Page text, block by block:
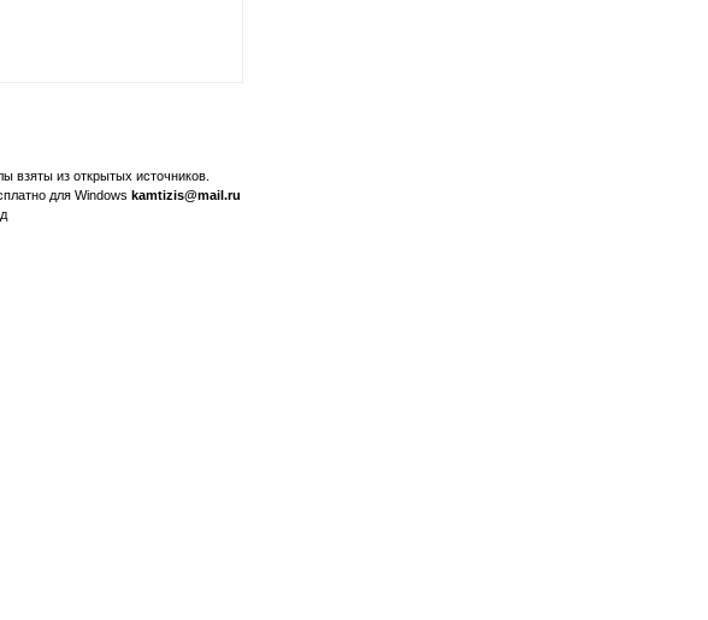
из открытых источников.
для Windows kamtizis@mail.ru